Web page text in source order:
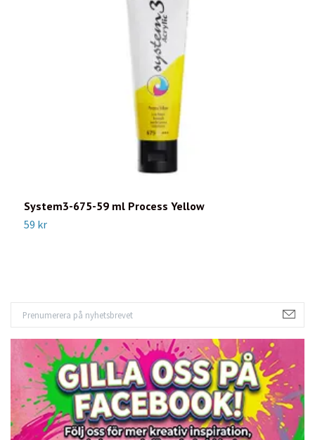
System3-675-59 ml Process Yellow
59 kr